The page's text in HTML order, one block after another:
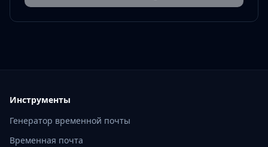
Инструменты
Генератор временной почты
Временная почта